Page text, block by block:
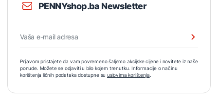
PENNYshop.ba Newsletter
Prijavom pristajete da vam povremeno šaljemo akcijske cijene i novitete iz naše
ponude. Možete se odjaviti u bilo kojem trenutku. Informacije o načinu
korištenja ličnih podataka dostupne su uslovima korištenja.